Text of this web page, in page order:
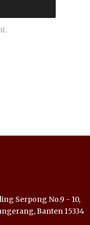
Serpong No.9 - 10,
Banten 15334